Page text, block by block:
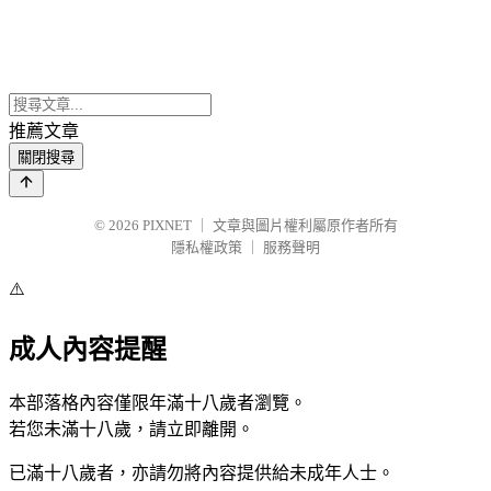
推薦文章
關閉搜尋
© 2026 PIXNET
文章與圖片權利屬原作者所有
隱私權政策
服務聲明
⚠️
成人內容提醒
本部落格內容僅限年滿十八歲者瀏覽。
若您未滿十八歲，請立即離開。
已滿十八歲者，亦請勿將內容提供給未成年人士。